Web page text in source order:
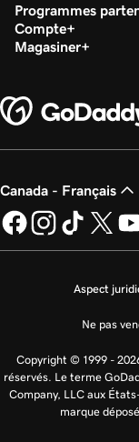
Programmes
Compte
Magasiner
Canada - Français
Aspect
Ne pas
Copyright © 1999 -
réservés. Le terme
Company, LLC aux
marque